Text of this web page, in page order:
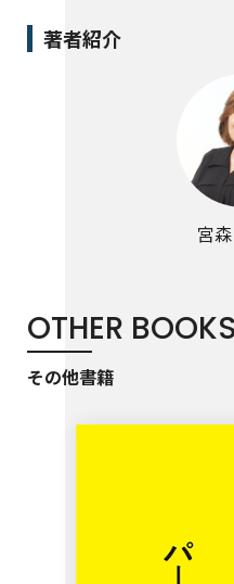
著者紹介
宮
OTHER BOOKS
その他書籍